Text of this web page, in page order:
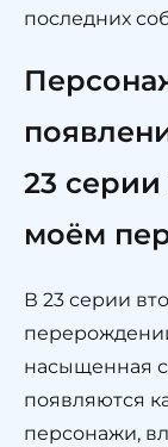
последних
23
моём
В 23 серии
насыщенная
появляются
персонажи,